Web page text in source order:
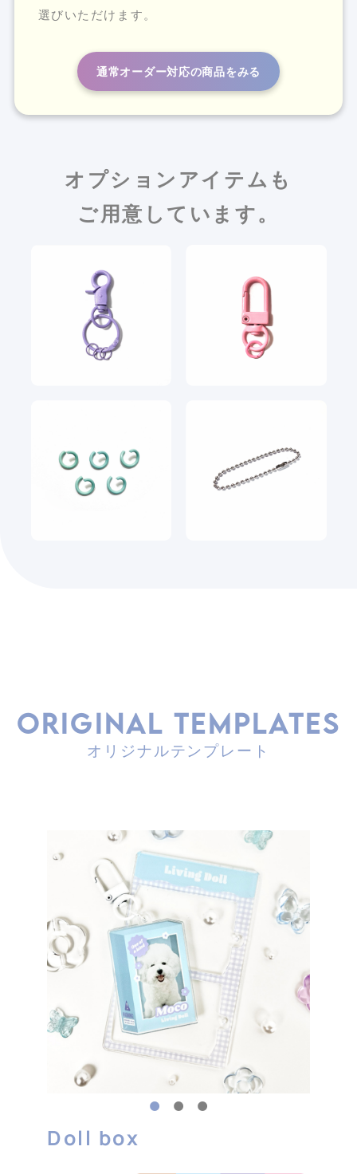
選びいただけます。
通常オーダー対応の商品をみる
オプションアイテムも
ご用意しています。
ORIGINAL TEMPLATES
オリジナルテンプレート
Doll box